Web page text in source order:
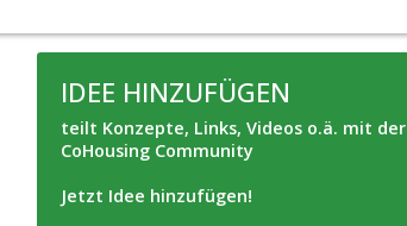
IDEE HINZUFÜGEN
teilt Konzepte, Links, Videos o.ä. mit der
CoHousing Community
Jetzt Idee hinzufügen!